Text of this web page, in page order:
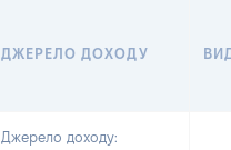
ДЖЕРЕЛО ДОХОДУ
Джерело доходу: